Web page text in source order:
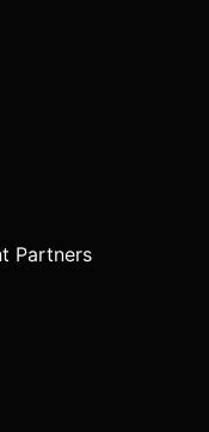
Partners